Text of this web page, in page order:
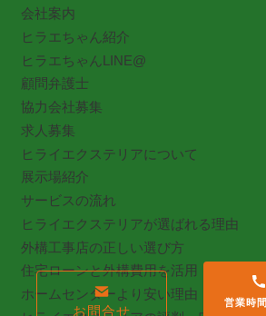
会社案内
ヒラエちゃん紹介
ヒラエちゃんLINE@
顧問弁護士
協力会社募集
求人募集
ヒライエクステリアについて
展示場紹介
サービスの流れ
ヒライエクステリアが選ばれる理由
外構工事店の正しい選び方
住宅ローンと外構費用を活用
ホームセンターより安い理由
お問合せ
営業時